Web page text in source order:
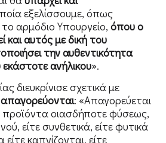
εξελίσσουμε, όπως
αρμόδιο Υπουργείο, όπου ο
αυτός με δική του
την αυθεντικότητα
εκάστοτε ανήλικου».
διευκρίνισε σχετικά με
: «Απαγορεύεται
προϊόντα οιασδήποτε φύσεως,
είτε συνθετικά, είτε φυτικά
καπνίζονται, είτε